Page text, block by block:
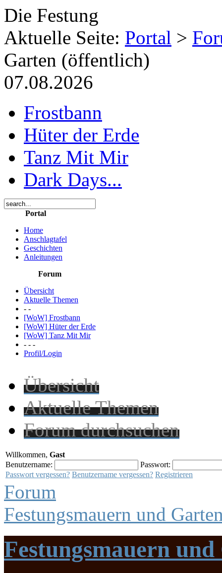
Die Festung
Aktuelle Seite: Portal >
Garten (öffentlich)
07.08.2026
Frostbann
Hüter der Erde
Tanz Mit Mir
Dark Days...
Portal
Home
Anschlagtafel
Geschichten
Anleitungen
Forum
Übersicht
Aktuelle Themen
- -
[WoW] Frostbann
[WoW] Hüter der Erde
[WoW] Tanz Mit Mir
- - -
Profil/Login
Übersicht
Aktuelle Themen
Forum durchsuchen
Willkommen, Gast
Benutzername:
Passwort:
Passwort vergessen? Benutzername vergessen? Registrieren
Forum
Festungsmauern und
Festungsmauern